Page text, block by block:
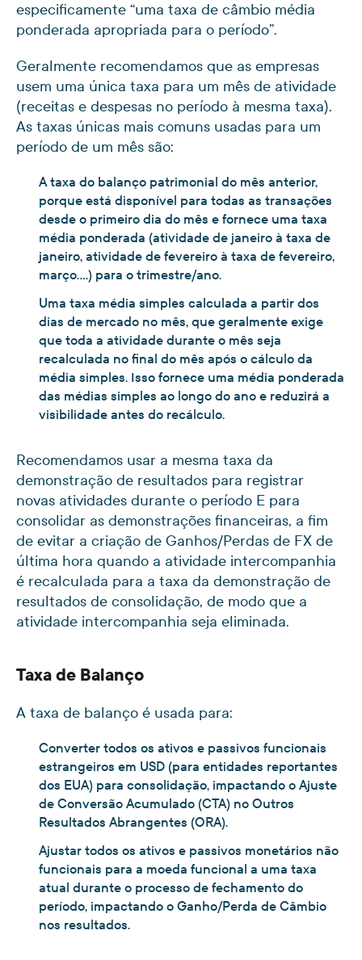
especificamente “uma taxa de câmbio média
ponderada apropriada para o período”.
Geralmente recomendamos que as empresas
usem uma única taxa para um mês de atividade
(receitas e despesas no período à mesma taxa).
As taxas únicas mais comuns usadas para um
período de um mês são:
A taxa do balanço patrimonial do mês anterior,
porque está disponível para todas as transações
desde o primeiro dia do mês e fornece uma taxa
média ponderada (atividade de janeiro à taxa de
janeiro, atividade de fevereiro à taxa de fevereiro,
março….) para o trimestre/ano.
Uma taxa média simples calculada a partir dos
dias de mercado no mês, que geralmente exige
que toda a atividade durante o mês seja
recalculada no final do mês após o cálculo da
média simples. Isso fornece uma média ponderada
das médias simples ao longo do ano e reduzirá a
visibilidade antes do recálculo.
Recomendamos usar a mesma taxa da
demonstração de resultados para registrar
novas atividades durante o período E para
consolidar as demonstrações financeiras, a fim
de evitar a criação de Ganhos/Perdas de FX de
última hora quando a atividade intercompanhia
é recalculada para a taxa da demonstração de
resultados de consolidação, de modo que a
atividade intercompanhia seja eliminada.
Taxa de Balanço
A taxa de balanço é usada para:
Converter todos os ativos e passivos funcionais
estrangeiros em USD (para entidades reportantes
dos EUA) para consolidação, impactando o Ajuste
de Conversão Acumulado (CTA) no Outros
Resultados Abrangentes (ORA).
Ajustar todos os ativos e passivos monetários não
funcionais para a moeda funcional a uma taxa
atual durante o processo de fechamento do
período, impactando o Ganho/Perda de Câmbio
nos resultados.